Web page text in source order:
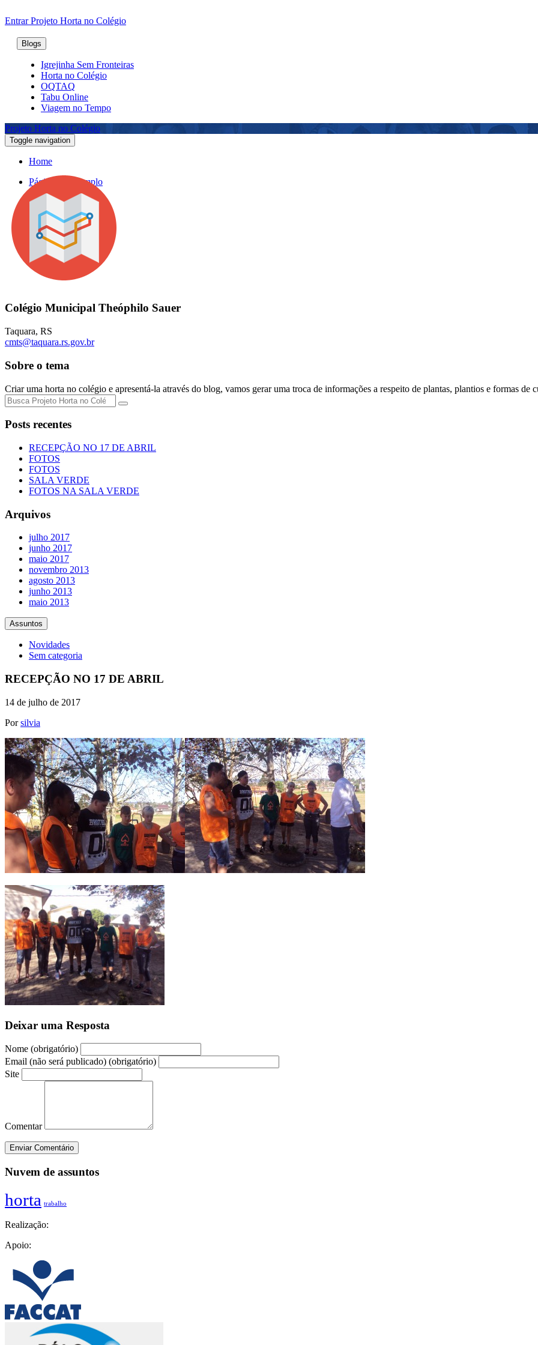
EntrarProjeto Horta no Colégio
Blogs
Igrejinha Sem Fronteiras
Horta no Colégio
OQTAQ
Tabu Online
Viagem no Tempo
Projeto Horta no Colégio
Toggle navigation
Home
Página de Exemplo
Colégio Municipal Theóphilo Sauer
Taquara, RS
cmts@taquara.rs.gov.br
Sobre o tema
Criar uma horta no colégio e apresentá-la através do blog, vamos gerar uma troca de informações a respeito de plantas, plantios e formas de
Posts recentes
RECEPÇÃO NO 17 DE ABRIL
FOTOS
FOTOS
SALA VERDE
FOTOS NA SALA VERDE
Arquivos
julho 2017
junho 2017
maio 2017
novembro 2013
agosto 2013
junho 2013
maio 2013
Assuntos
Novidades
Sem categoria
RECEPÇÃO NO 17 DE ABRIL
14 de julho de 2017
Porsilvia
Deixar uma Resposta
Nome (obrigatório)
Email (não será publicado) (obrigatório)
Site
Comentar
Nuvem de assuntos
horta trabalho
Realização:
Apoio: